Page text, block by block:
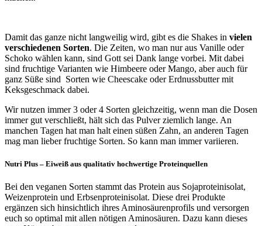
Damit das ganze nicht langweilig wird, gibt es die Shakes in vielen
verschiedenen Sorten. Die Zeiten, wo man nur aus Vanille oder
Schoko wählen kann, sind Gott sei Dank lange vorbei. Mit dabei
sind fruchtige Varianten wie Himbeere oder Mango, aber auch für
ganz Süße sind Sorten wie Cheescake oder Erdnussbutter mit
Keksgeschmack dabei.
Wir nutzen immer 3 oder 4 Sorten gleichzeitig, wenn man die Dosen
immer gut verschließt, hält sich das Pulver ziemlich lange. An
manchen Tagen hat man halt einen süßen Zahn, an anderen Tagen
mag man lieber fruchtige Sorten. So kann man immer variieren.
Nutri Plus – Eiweiß aus qualitativ hochwertige Proteinquellen
Bei den veganen Sorten stammt das Protein aus Sojaproteinisolat,
Weizenprotein und Erbsenproteinisolat. Diese drei Produkte
ergänzen sich hinsichtlich ihres Aminosäurenprofils und versorgen
euch so optimal mit allen nötigen Aminosäuren. Dazu kann dieses